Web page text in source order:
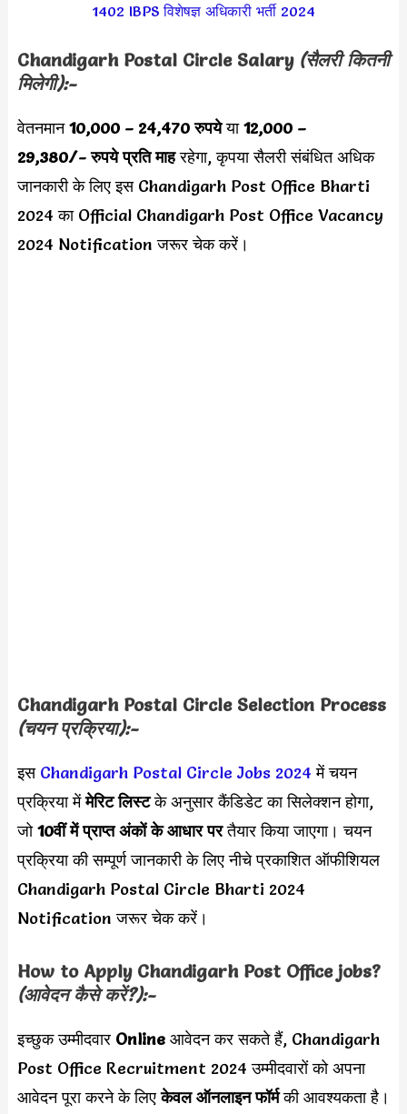
1402 IBPS विशेषज्ञ अधिकारी भर्ती 2024
Chandigarh Postal Circle Salary (सैलरी कितनी
मिलेगी):-
वेतनमान10,000 – 24,470 रुपयेया12,000 –
29,380/-रुपयेप्रति माहरहेगा, कृपया सैलरी संबंधित अधिक
जानकारी के लिए इस Chandigarh Post Office Bharti
2024 का Official Chandigarh Post Office Vacancy
2024 Notification जरूर चेक करें।
Chandigarh Postal Circle Selection Process
(चयन प्रक्रिया):-
इस Chandigarh Postal Circle Jobs 2024 में चयन
प्रक्रिया मेंमेरिट लिस्टके अनुसार कैंडिडेट का सिलेक्शन होगा,
जो10वीं में प्राप्त अंकों के आधार परतैयार किया जाएगा। चयन
प्रक्रिया की सम्पूर्ण जानकारी के लिए नीचे प्रकाशित ऑफीशियल
Chandigarh Postal Circle Bharti 2024
Notification जरूर चेक करें।
How to Apply Chandigarh Post Office jobs?
(आवेदन कैसे करें?):-
इच्छुक उम्मीदवार Online आवेदन कर सकते हैं, Chandigarh
Post Office Recruitment 2024 उम्मीदवारों को अपना
आवेदन पूरा करने के लिएकेवल ऑनलाइन फॉर्मकी आवश्यकता है।